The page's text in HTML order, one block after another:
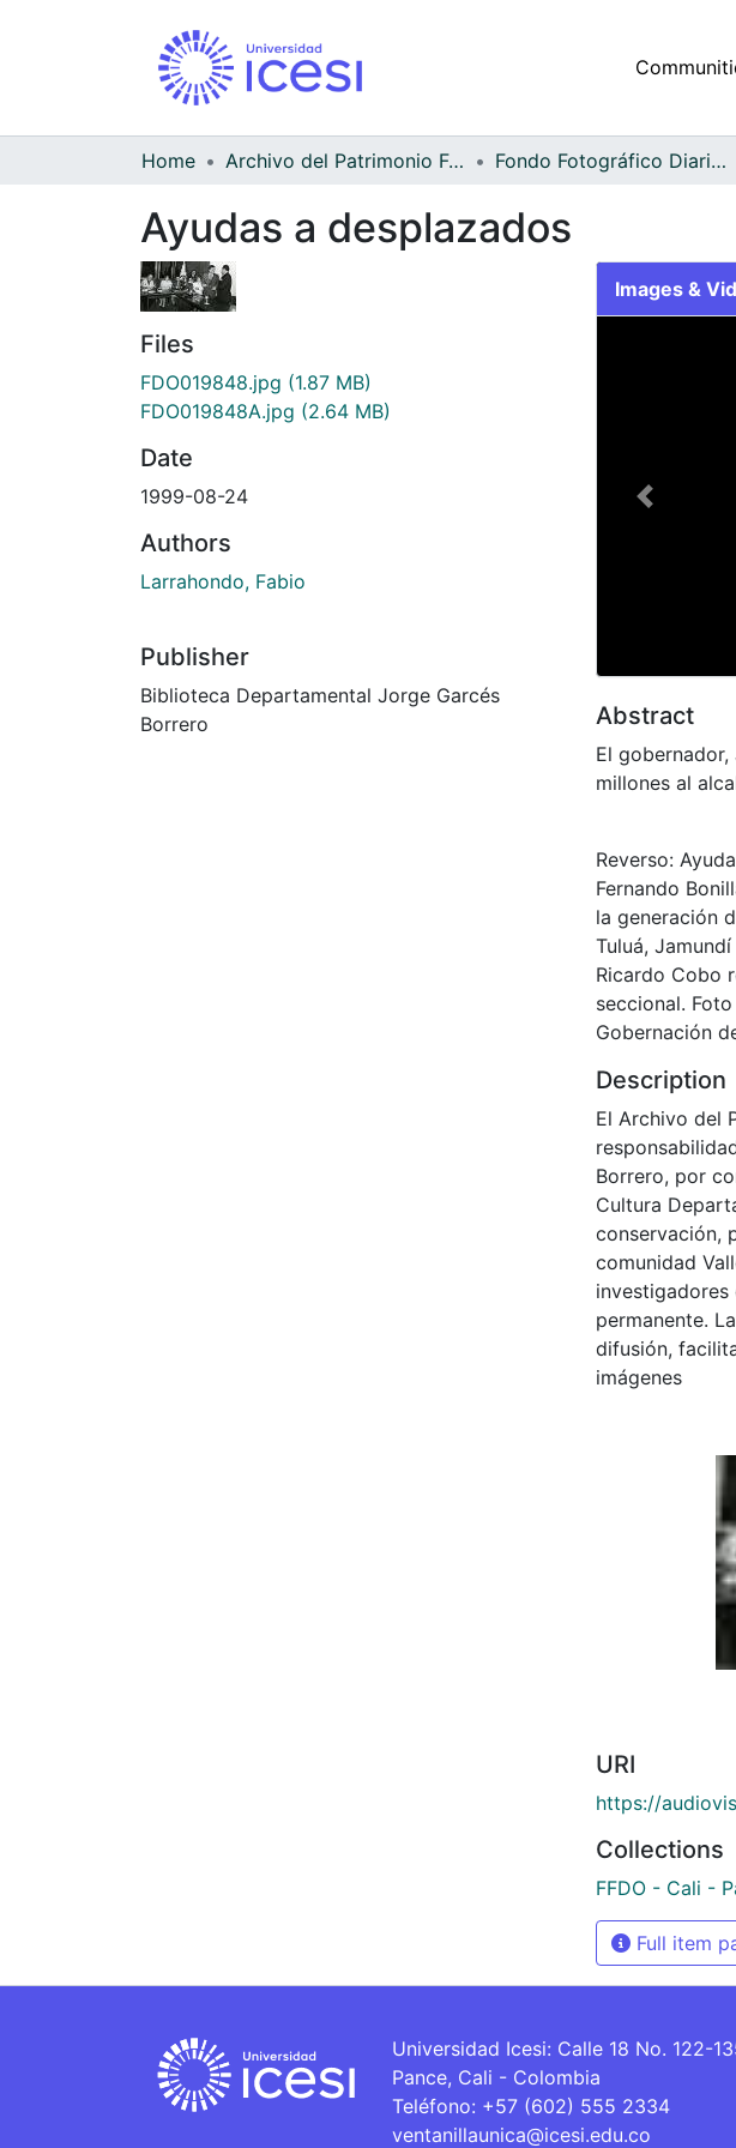
Home Archivo del Patrimonio Fotográfico y Fílmico del Valle del Cauca Fondo Fotográfico Diario Occidente
Ayudas a desplazados
Files
FDO019848.jpg (1.87 MB)
FDO019848A.jpg (2.64 MB)
Date
1999-08-24
Authors
Larrahondo, Fabio
Publisher
Biblioteca Departamental Jorge Garcés
Borrero
Images &
Previous
Abstract
El
millones al
Reverso:
Fernando
la generación
Tuluá,
Ricardo Cobo
seccional.
Gobernación
Description
El Archivo del
Borrero, por
Cultura
conservación,
comunidad
permanente.
difusión,
imágenes
URI
https://
Collections
FFDO - Cali -
Full item
Universidad Icesi: Calle 18 No. 122-
Pance, Cali - Colombia
Teléfono: +57 (602) 555 2334
ventanillaunica@icesi.edu.co